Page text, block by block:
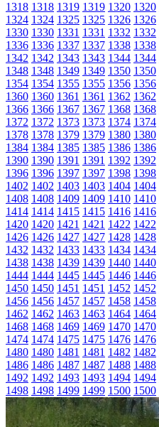
1318 1318 1319 1319 1320 1320
1324 1324 1325 1325 1326 1326
1330 1330 1331 1331 1332 1332
1336 1336 1337 1337 1338 1338
1342 1342 1343 1343 1344 1344
1348 1348 1349 1349 1350 1350
1354 1354 1355 1355 1356 1356
1360 1360 1361 1361 1362 1362
1366 1366 1367 1367 1368 1368
1372 1372 1373 1373 1374 1374
1378 1378 1379 1379 1380 1380
1384 1384 1385 1385 1386 1386
1390 1390 1391 1391 1392 1392
1396 1396 1397 1397 1398 1398
1402 1402 1403 1403 1404 1404
1408 1408 1409 1409 1410 1410
1414 1414 1415 1415 1416 1416
1420 1420 1421 1421 1422 1422
1426 1426 1427 1427 1428 1428
1432 1432 1433 1433 1434 1434
1438 1438 1439 1439 1440 1440
1444 1444 1445 1445 1446 1446
1450 1450 1451 1451 1452 1452
1456 1456 1457 1457 1458 1458
1462 1462 1463 1463 1464 1464
1468 1468 1469 1469 1470 1470
1474 1474 1475 1475 1476 1476
1480 1480 1481 1481 1482 1482
1486 1486 1487 1487 1488 1488
1492 1492 1493 1493 1494 1494
1498 1498 1499 1499 1500 1500